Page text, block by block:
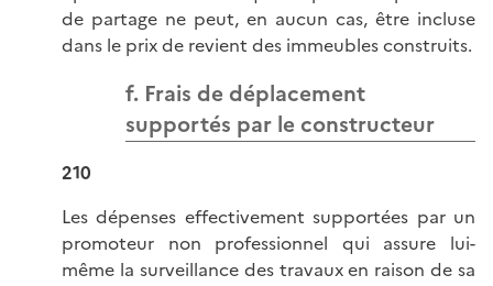
de partage ne peut, en aucun cas, être incluse
dans le prix de revient des immeubles construits.
f. Frais de déplacement
supportés par le constructeur
210
Les dépenses effectivement supportées par un
promoteur non professionnel qui assure lui-
même la surveillance des travaux en raison de sa